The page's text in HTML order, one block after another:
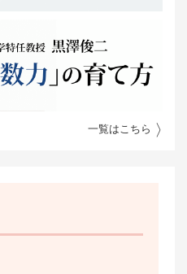
一覧はこちら